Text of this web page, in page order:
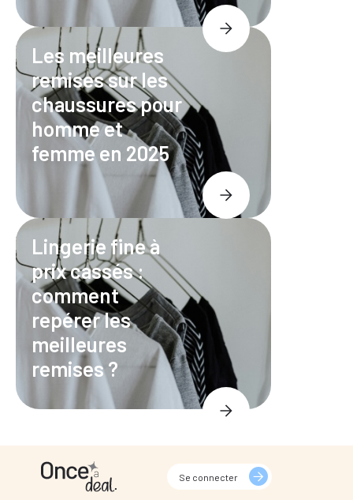
Les meilleures
remises sur les
chaussures pour
homme et
femme en 2025
Lingerie fine à
prix cassés :
comment
repérer les
meilleures
remises ?
Se connecter